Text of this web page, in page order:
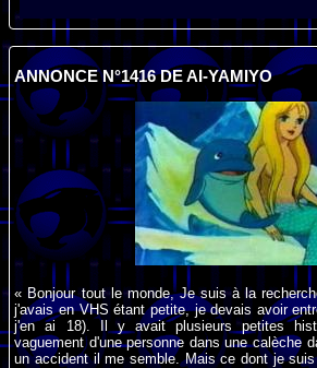
ANNONCE N°1416 DE AI-YAMIYO
« Bonjour tout le monde, Je suis à la
j'avais en VHS étant petite, je devais avoir
j'en ai 18). Il y avait plusieurs petites
vaguement d'une personne dans une calèche
un accident il me semble. Mais ce dont je